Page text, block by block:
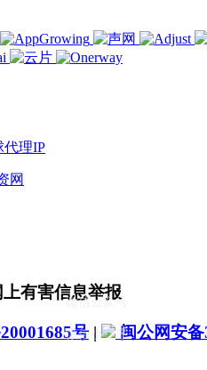
代理IP
网
微信公众号
微信小程序
有害信息举报
号 | 闽公网安